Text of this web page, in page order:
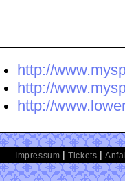
http://
http://
http://
Impressum |Tickets |